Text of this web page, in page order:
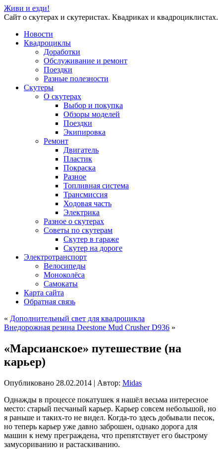
Живи и езди!
Сайт о скутерах и скутеристах. Квадриках и квадроциклистах.
Новости
Квадроциклы
Доработки
Обслуживание и ремонт
Поездки
Разные полезности
Скутеры
О скутерах
Выбор и покупка
Обзоры моделей
Поездки
Экипировка
Ремонт
Двигатель
Пластик
Покраска
Разное
Топливная система
Трансмиссия
Ходовая часть
Электрика
Разное о скутерах
Советы по скутерам
Скутер в гараже
Скутер на дороге
Электротранспорт
Велосипеды
Моноколёса
Самокаты
Карта сайта
Обратная связь
« Дополнительный свет для квадроцикла
Внедорожная резина Deestone Mud Crusher D936 »
«Марсианское» путешествие (на
карьер)
Опубликовано 28.02.2014 | Автор: Midas
Однажды в процессе покатушек я нашёл весьма интересное
место: старый песчаный карьер. Карьер совсем небольшой, но
я раньше и таких-то не видел. Когда-то здесь добывали песок,
но теперь карьер уже давно заброшен, однако дорога для
машин к нему преграждена, что препятствует его быстрому
замусориванию и растаскиванию.